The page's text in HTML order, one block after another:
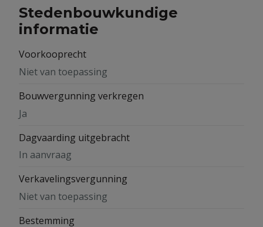
Stedenbouwkundige
informatie
Voorkooprecht
Niet van toepassing
Bouwvergunning verkregen
Ja
Dagvaarding uitgebracht
In aanvraag
Verkavelingsvergunning
Niet van toepassing
Bestemming